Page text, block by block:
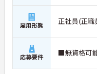
【毎朝のミーティングで
垣根を超えて協力し合える
・スタッフ全員で毎朝お客
できる仕組みが構築されて
・困った時もすぐに相談
しの良い職場となっており
う高い定着率につながって
雇用形態 正社員(正職
応募要件 ■無資格可